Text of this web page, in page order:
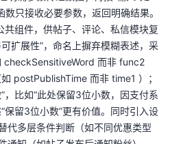
只接收必要参数，返回明确结果。
共组件，供帖子、评论、私信模块复
扩展性”，命名上摒弃模糊表述，采
checkSensitiveWord 而非 func2
postPublishTime 而非 time1 ）；
，比如“此处保留3位小数，因支付系
保留3位小数”更有价值。同时引入设
代多层条件判断（如不同优惠类型